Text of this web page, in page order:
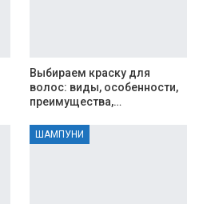
Выбираем краску для
волос: виды, особенности,
преимущества,…
ШАМПУНИ